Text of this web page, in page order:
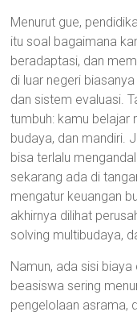
Menurut gue,
itu soal bagaimana
beradaptasi, dan
di luar negeri
dan sistem evaluasi.
tumbuh: kamu belajar
budaya, dan mandiri.
bisa terlalu
sekarang ada di
mengatur keuangan
akhirnya dilihat
solving multibudaya,
Namun, ada sisi
beasiswa sering
pengelolaan asrama,